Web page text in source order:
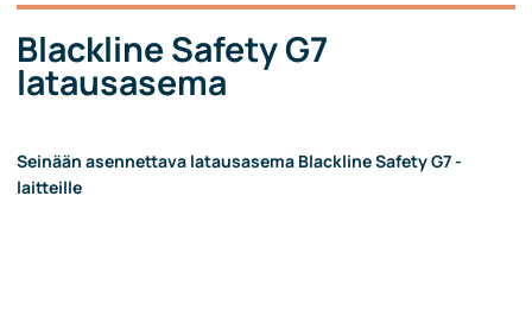
Blackline Safety G7
latausasema
Seinään asennettava latausasema Blackline Safety G7 -
laitteille